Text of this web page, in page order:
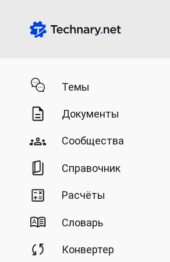
Темы
Документы
Сообщества
Справочник
Расчёты
Словарь
Конвертер